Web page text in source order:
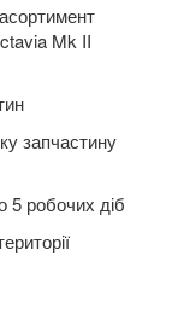
Mk II
запчастину
5 робочих діб